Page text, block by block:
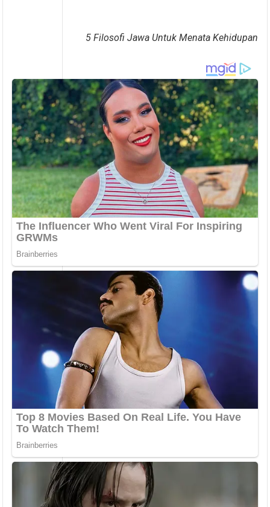
5 Filosofi Jawa Untuk Menata Kehidupan